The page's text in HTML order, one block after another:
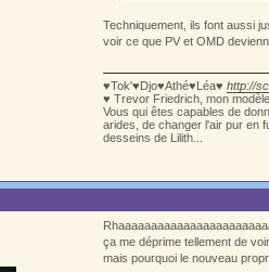
Techniquement, ils font aussi
voir ce que PV et OMD
♥Tok'♥Djo♥Athé♥Léa♥ http://
♥ Trevor Friedrich, mon
Vous qui êtes capables de
arides, de changer l'air pur en
desseins de Lilith...
ça me déprime tellement de
mais pourquoi le nouveau